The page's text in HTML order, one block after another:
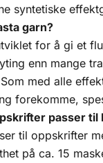
syntetiske
garn?
for å gi et
enn mange
med alle
forekomme,
passer til
til oppskrifter
på ca. 15